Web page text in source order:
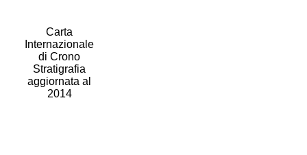
Carta
Internazionale
di Crono
Stratigrafia
aggiornata al
2014